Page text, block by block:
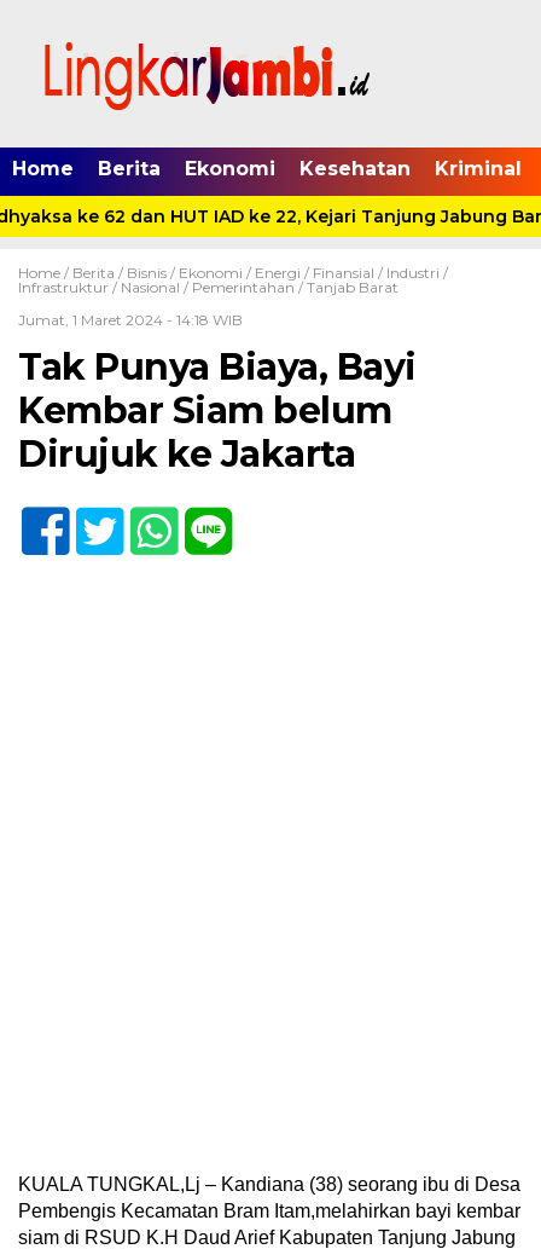
Home Berita Ekonomi Kesehatan Kriminal
ke 62 dan HUT IAD ke 22, Kejari Tanjung Jabung
Home / Berita / Bisnis / Ekonomi / Energi / Finansial / Industri /
Infrastruktur / Nasional / Pemerintahan / Tanjab Barat
Jumat, 1 Maret 2024 - 14:18 WIB
Tak Punya Biaya, Bayi
Kembar Siam belum
Dirujuk ke Jakarta
KUALA TUNGKAL,Lj – Kandiana (38) seorang ibu di Desa
Pembengis Kecamatan Bram Itam,melahirkan bayi kembar
siam di RSUD K.H Daud Arief Kabupaten Tanjung Jabung